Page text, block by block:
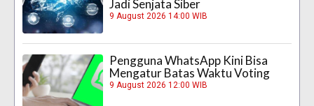
Jadi Senjata Siber
9 August 2026 14:00 WIB
Pengguna WhatsApp Kini Bisa
Mengatur Batas Waktu Voting
9 August 2026 12:00 WIB